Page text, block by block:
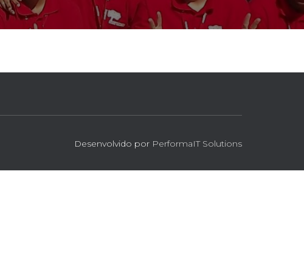
Desenvolvido por PerformaIT Solutions